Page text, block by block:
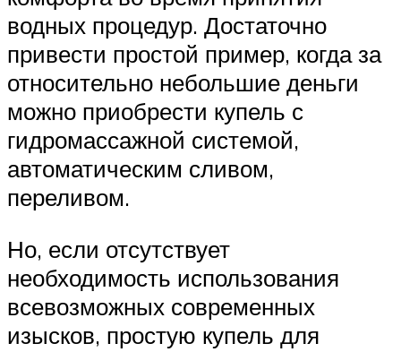
водных процедур. Достаточно
привести простой пример, когда за
относительно небольшие деньги
можно приобрести купель с
гидромассажной системой,
автоматическим сливом,
переливом.
Но, если отсутствует
необходимость использования
всевозможных современных
изысков, простую купель для